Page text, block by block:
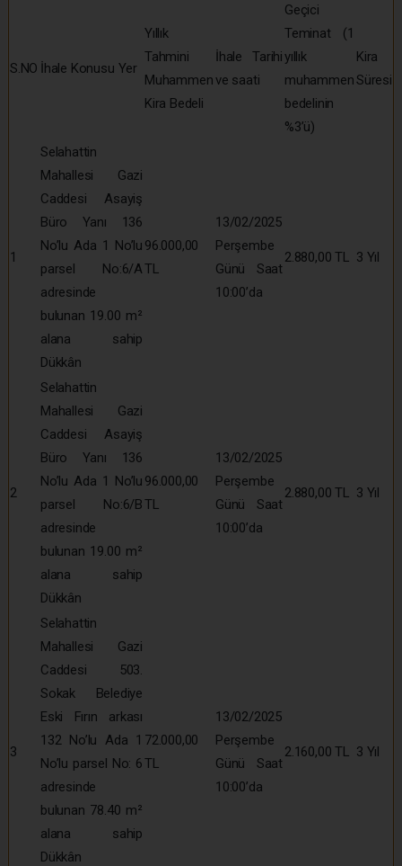
S.NO İhale Konusu Yer
Yıllık
Tahmini
Muhammen
Kira Bedeli
İhale Tarihi
ve saati
Geçici
Teminat (1
yıllık
muhammen
bedelinin
%3’ü)
Kira
Süresi
1
Selahattin
Mahallesi Gazi
Caddesi Asayiş
Büro Yanı 136
No’lu Ada 1 No’lu
parsel No:6/A
adresinde
bulunan 19.00 m²
alana sahip
Dükkân
96.000,00
TL
13/02/2025
Perşembe
Günü Saat
10:00’da
2.880,00 TL 3 Yıl
2
Selahattin
Mahallesi Gazi
Caddesi Asayiş
Büro Yanı 136
No’lu Ada 1 No’lu
parsel No:6/B
adresinde
bulunan 19.00 m²
alana sahip
Dükkân
96.000,00
TL
13/02/2025
Perşembe
Günü Saat
10:00’da
2.880,00 TL 3 Yıl
3
Selahattin
Mahallesi Gazi
Caddesi 503.
Sokak Belediye
Eski Fırın arkası
132 No’lu Ada 1
No’lu parsel No: 6
adresinde
bulunan 78.40 m²
alana sahip
Dükkân
72.000,00
TL
13/02/2025
Perşembe
Günü Saat
10:00’da
2.160,00 TL 3 Yıl